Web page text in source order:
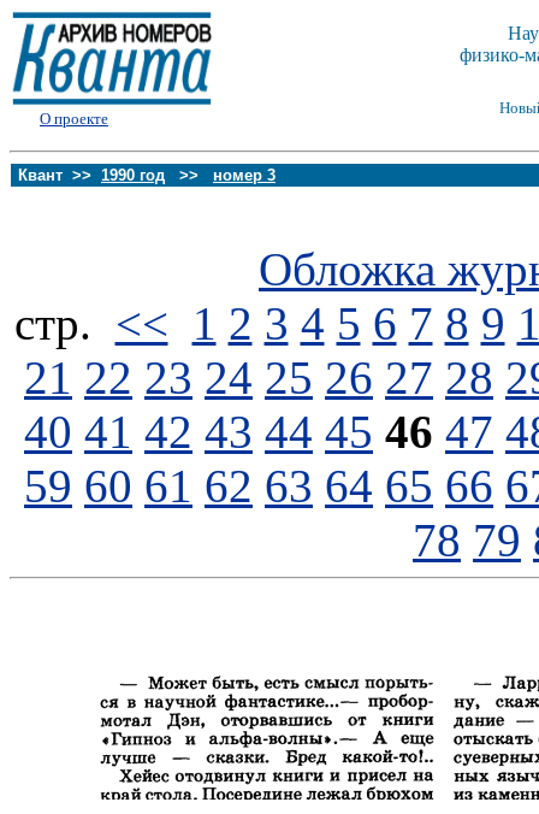
О проекте
физико-
Квант >> 1990 год >> номер 3
Обложка
стp. << 1 2 3 4 5 6 7 8 9
21 22 23 24 25 26 27 28
40 41 42 43 44 45 46 47
59 60 61 62 63 64 65 66
78 79